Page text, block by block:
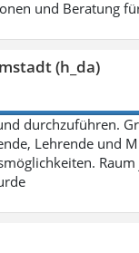
und Beratung
(h_da)
durchzuführen.
Lehrende und